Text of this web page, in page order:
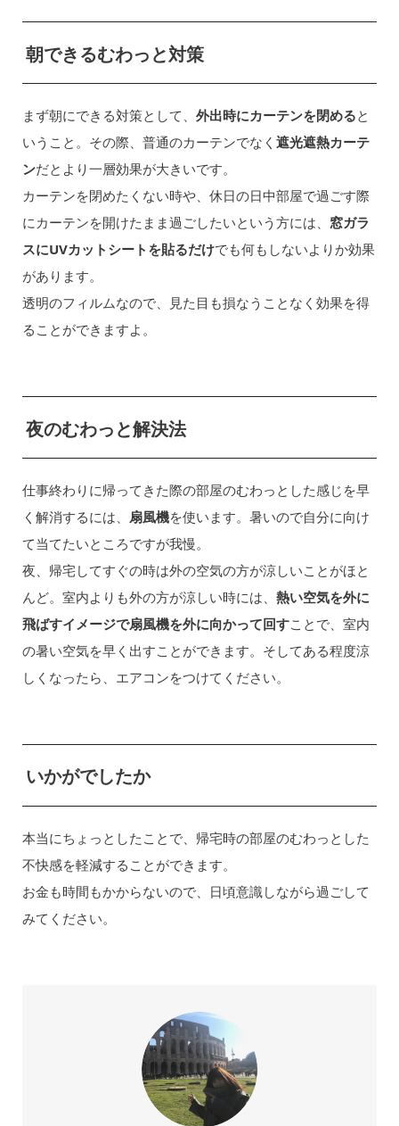
朝できるむわっと対策
まず朝にできる対策として、 外出時にカーテンを閉めると
いうこと。その際、普通のカーテンでなく 遮光遮熱カーテ
ンだとより一層効果が大きいです。
カーテンを閉めたくない時や、休日の日中部屋で過ごす際
にカーテンを開けたまま過ごしたいという方には、 窓ガラ
スにUVカットシートを貼るだけでも何もしないよりか効果
があります。
透明のフィルムなので、見た目も損なうことなく効果を得
ることができますよ。
夜のむわっと解決法
仕事終わりに帰ってきた際の部屋のむわっとした感じを早
く解消するには、 扇風機を使います。暑いので自分に向け
て当てたいところですが我慢。
夜、帰宅してすぐの時は外の空気の方が涼しいことがほと
んど。室内よりも外の方が涼しい時には、 熱い空気を外に
飛ばすイメージで扇風機を外に向かって回すことで、室内
の暑い空気を早く出すことができます。そしてある程度涼
しくなったら、エアコンをつけてください。
いかがでしたか
本当にちょっとしたことで、帰宅時の部屋のむわっとした
不快感を軽減することができます。
お金も時間もかからないので、日頃意識しながら過ごして
みてください。